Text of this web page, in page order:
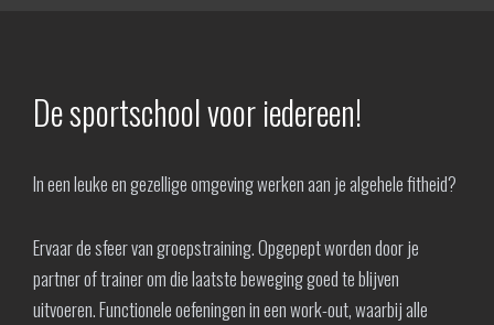
De sportschool voor iedereen!
In een leuke en gezellige omgeving werken aan je algehele fitheid?
Ervaar de sfeer van groepstraining. Opgepept worden door je
partner of trainer om die laatste beweging goed te blijven
uitvoeren. Functionele oefeningen in een work-out, waarbij alle